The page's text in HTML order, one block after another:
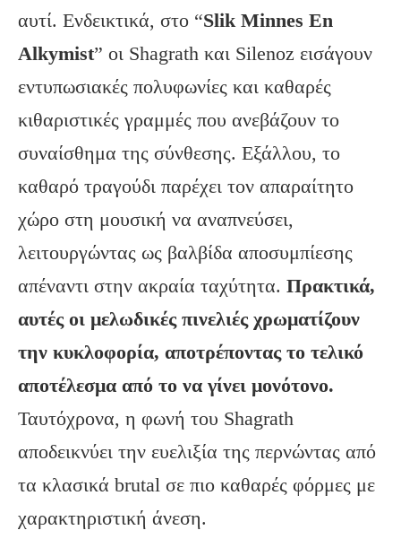
αυτί. Ενδεικτικά, στο “SlikMinnes En
Alkymist” οι Shagrath και Silenoz εισάγουν
εντυπωσιακές πολυφωνίες και καθαρές
κιθαριστικές γραμμές που ανεβάζουν το
συναίσθημα της σύνθεσης. Εξάλλου, το
καθαρό τραγούδι παρέχει τον απαραίτητο
χώρο στη μουσική να αναπνεύσει,
λειτουργώντας ως βαλβίδα αποσυμπίεσης
απέναντι στην ακραία ταχύτητα. Πρακτικά,
αυτές οι μελωδικές πινελιές χρωματίζουν
την κυκλοφορία, αποτρέποντας το τελικό
αποτέλεσμα από το να γίνει μονότονο.
Ταυτόχρονα, η φωνή του Shagrath
αποδεικνύει την ευελιξία της περνώντας από
τα κλασικά brutal σε πιο καθαρές φόρμες με
χαρακτηριστική άνεση.